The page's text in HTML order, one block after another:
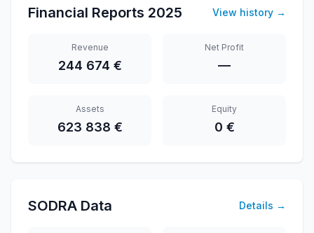
Financial Reports 2025 View history →
Revenue
244 674 €
Net Profit
—
Assets
623 838 €
Equity
0 €
SODRA Data Details →